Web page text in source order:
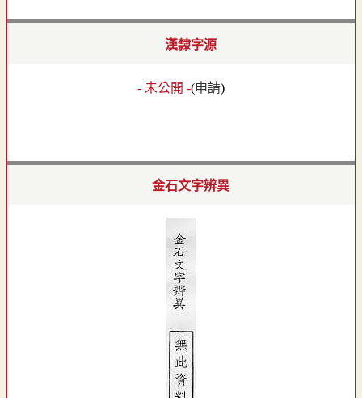
漢隸字源
- 未公開 -(申請)
金石文字辨異